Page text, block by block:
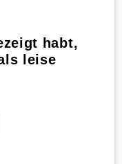
habt,
leise